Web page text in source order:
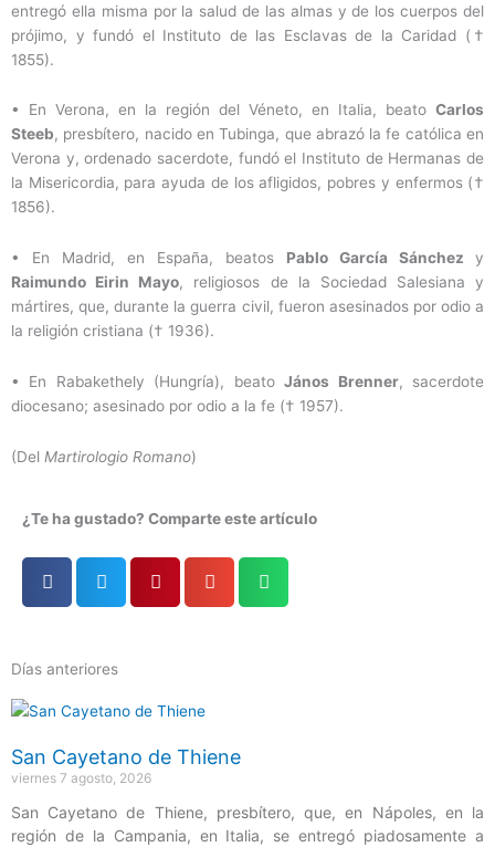
entregó ella misma por la salud de las almas y de los cuerpos del
prójimo, y fundó el Instituto de las Esclavas de la Caridad (†
1855).
• En Verona, en la región del Véneto, en Italia, beato Carlos
Steeb, presbítero, nacido en Tubinga, que abrazó la fe católica en
Verona y, ordenado sacerdote, fundó el Instituto de Hermanas de
la Misericordia, para ayuda de los afligidos, pobres y enfermos (†
1856).
• En Madrid, en España, beatos Pablo García Sánchez y
Raimundo Eirin Mayo, religiosos de la Sociedad Salesiana y
mártires, que, durante la guerra civil, fueron asesinados por odio a
la religión cristiana († 1936).
• En Rabakethely (Hungría), beatoJános Brenner, sacerdote
diocesano; asesinado por odio a la fe († 1957).
(Del Martirologio Romano)
¿Te ha gustado? Comparte este artículo
Días anteriores
San Cayetano de Thiene
viernes 7 agosto, 2026
San Cayetano de Thiene, presbítero, que, en Nápoles, en la
región de la Campania, en Italia, se entregó piadosamente a
Página
Página
Página
Página
Página